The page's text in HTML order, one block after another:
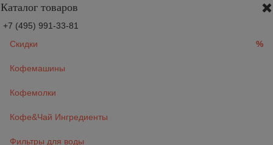
Каталог товаров
+7 (495) 991-33-81
Скидки
%
Кофемашины
Кофемолки
Кофе&Чай Ингредиенты
Фильтры для воды